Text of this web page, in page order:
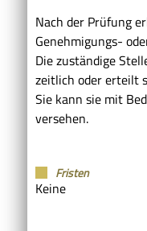
Nach der Prüfung
Genehmigungs-
Die zuständige
zeitlich oder erteilt
Sie kann sie mit
versehen.
Fristen
Keine